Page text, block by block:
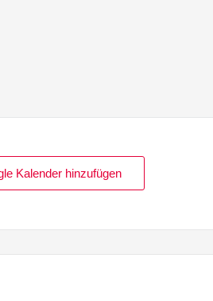
Kalender hinzufügen